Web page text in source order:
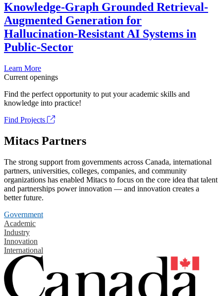
Knowledge-Graph Grounded Retrieval-
Augmented Generation for
Hallucination-Resistant AI Systems in
Public-Sector
Learn More
Current openings
Find the perfect opportunity to put your academic skills and
knowledge into practice!
Find Projects
Mitacs Partners
The strong support from governments across Canada, international
partners, universities, colleges, companies, and community
organizations has enabled Mitacs to focus on the core idea that talent
and partnerships power innovation — and innovation creates a
better future.
Government
Academic
Industry
Innovation
International